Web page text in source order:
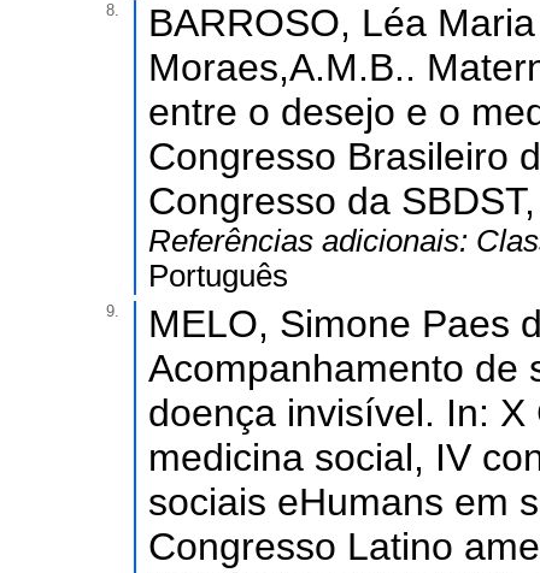
8.
BARROSO, Léa
Moraes,A.M.B..
entre o desejo e o
Congresso Brasileiro
Congresso da
Referências adicionais:
Português
9.
MELO, Simone Paes
Acompanhamento de
doença invisível. In:
medicina social, IV
sociais eHumans em
Congresso Latino